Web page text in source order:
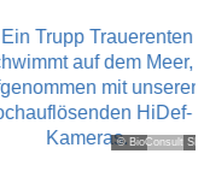
© BioConsult SH